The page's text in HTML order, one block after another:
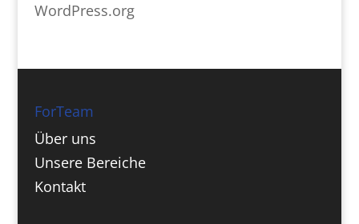
WordPress.org
ForTeam
Über uns
Unsere Bereiche
Kontakt